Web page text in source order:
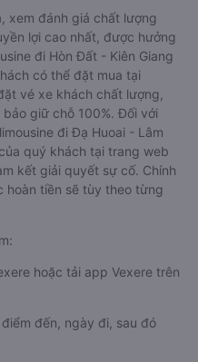
xem đánh giá chất lượng
lợi cao nhất, được hưởng
đi Hòn Đất - Kiên Giang
có thể đặt mua tại
vé xe khách chất lượng,
giữ chỗ 100%. Đối với
đi Đạ Huoai - Lâm
quý khách tại trang web
kết giải quyết sự cố. Chính
hoàn tiền sẽ tùy theo từng
hoặc tải app Vexere trên
đến, ngày đi, sau đó